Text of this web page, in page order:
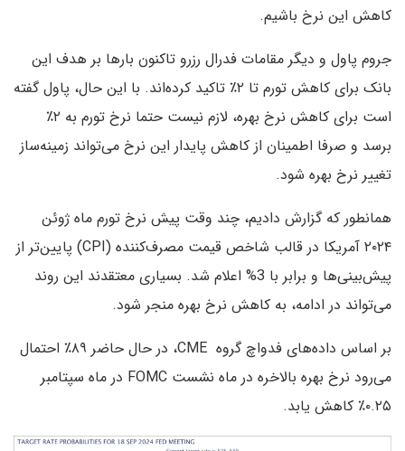
کاهش این نرخ باشیم.
جروم پاول و دیگر مقامات فدرال رزرو تاکنون بارها بر هدف این
بانک برای کاهش تورم تا ۲٪ تاکید کرده‌اند. با این حال، پاول گفته
است برای کاهش نرخ بهره، لازم نیست حتما نرخ تورم به ۲٪
برسد و صرفا اطمینان از کاهش پایدار این نرخ می‌تواند زمینه‌ساز
تغییر نرخ بهره شود.
همانطور که گزارش دادیم، چند وقت پیش نرخ تورم ماه ژوئن
۲۰۲۴ آمریکا در قالب شاخص قیمت مصرف‌کننده (CPI) پایین‌تر از
پیش‌بینی‌ها و برابر با 3% اعلام شد. بسیاری معتقدند این روند
می‌تواند در ادامه، به کاهش نرخ بهره منجر شود.
بر اساس داده‌های فدواچ گروه CME، در حال حاضر ۸۹٪ احتمال
می‌رود نرخ بهره بالاخره در ماه نشست FOMC در ماه سپتامبر
۰.۲۵٪ کاهش یابد.